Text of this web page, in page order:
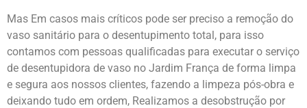
Mas Em casos mais críticos pode ser preciso a remoção do
vaso sanitário para o desentupimento total, para isso
contamos com pessoas qualificadas para executar o serviço
de desentupidora de vaso no Jardim França de forma limpa
e segura aos nossos clientes, fazendo a limpeza pós-obra e
deixando tudo em ordem, Realizamos a desobstrução por